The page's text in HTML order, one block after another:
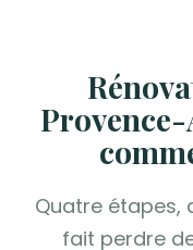
Quatre étapes,
fait perdre